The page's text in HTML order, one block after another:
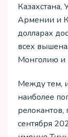
Казахстана,
Армении и
долларах
всех
Монголию и
Между тем,
наиболее
сентября